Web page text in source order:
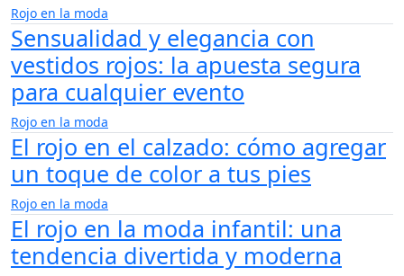
Rojo en la moda
Sensualidad y elegancia con
vestidos rojos: la apuesta segura
para cualquier evento
Rojo en la moda
El rojo en el calzado: cómo agregar
un toque de color a tus pies
Rojo en la moda
El rojo en la moda infantil: una
tendencia divertida y moderna